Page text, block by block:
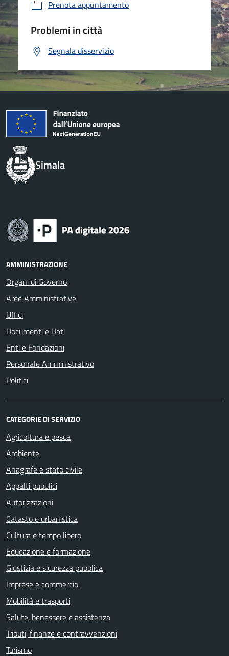
Prenota appuntamento
Problemi in città
Segnala disservizio
Simala
AMMINISTRAZIONE
Organi di Governo
Aree Amministrative
Uffici
Documenti e Dati
Enti e Fondazioni
Personale Amministrativo
Politici
CATEGORIE DI SERVIZIO
Agricoltura e pesca
Ambiente
Anagrafe e stato civile
Appalti pubblici
Autorizzazioni
Catasto e urbanistica
Cultura e tempo libero
Educazione e formazione
Giustizia e sicurezza pubblica
Imprese e commercio
Mobilità e trasporti
Salute, benessere e assistenza
Tributi, finanze e contravvenzioni
Turismo